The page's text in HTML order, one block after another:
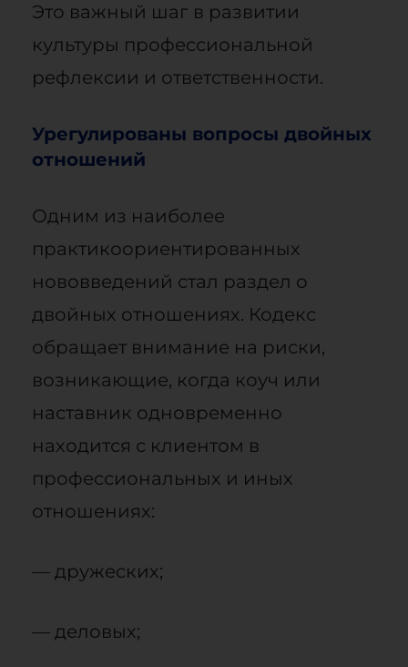
Это важный шаг в развитии
культуры профессиональной
рефлексии и ответственности.
Урегулированы вопросы двойных
отношений
Одним из наиболее
практикоориентированных
нововведений стал раздел о
двойных отношениях. Кодекс
обращает внимание на риски,
возникающие, когда коуч или
наставник одновременно
находится с клиентом в
профессиональных и иных
отношениях:
— дружеских;
— деловых;